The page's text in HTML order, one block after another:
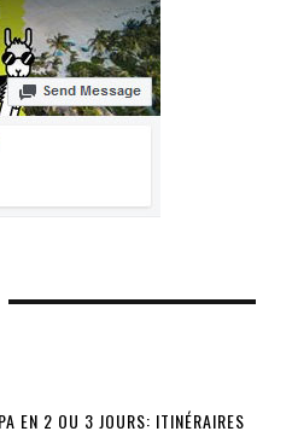
EN 2 OU 3 JOURS: ITINÉRAIRES